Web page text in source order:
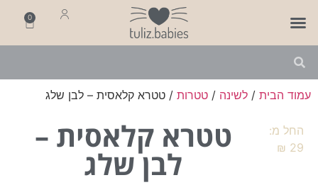
0
עמוד הבית / לשינה / טטרות / טטרא קלאסית – לבן שלג
טטרא קלאסית –
לבן שלג
החל מ:
₪ 29